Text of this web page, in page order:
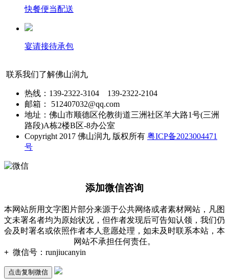
快餐便当配送
宴请接待承包
联系我们了解佛山润九
热线：139-2322-3104 139-2322-2104
邮箱： 512407032@qq.com
地址：佛山市顺德区伦教街道三洲社区羊大路1号(三洲
路段)A栋2楼B区-8办公室
Copyright 2017 佛山润九 版权所有 粤ICP备2023004471
号
添加微信咨询
本网站所用文字图片部分来源于公共网络或者素材网站，凡图
文未署名者均为原始状况，但作者发现后可告知认领，我们仍
会及时署名或依照作者本人意愿处理，如未及时联系本站，本
网站不承担任何责任。
+ 微信号： runjiucanyin
点击复制微信